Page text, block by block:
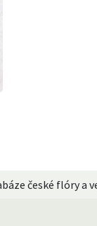
české flóry a